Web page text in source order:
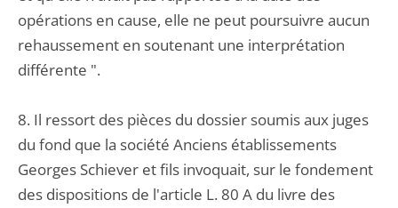
opérations en cause, elle ne peut poursuivre aucun
rehaussement en soutenant une interprétation
différente ".
8. Il ressort des pièces du dossier soumis aux juges
du fond que la société Anciens établissements
Georges Schiever et fils invoquait, sur le fondement
des dispositions de l'article L. 80 A du livre des